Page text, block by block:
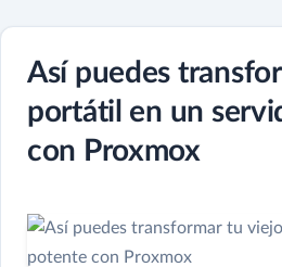
Así puedes
portátil en un
con Proxmox